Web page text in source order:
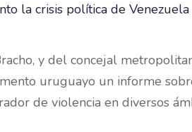
y del concejal
uruguayo un informe
de violencia en diversos